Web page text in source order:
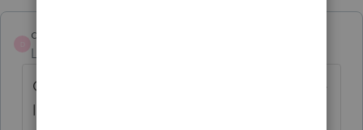
derra008
Level 3
Ce n'est pas moi qui leur a dit de faire ça de
la sorte